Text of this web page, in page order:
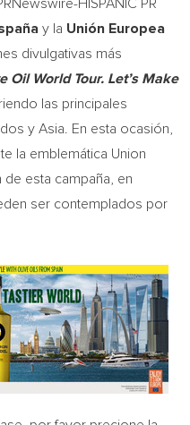
HISPANIC PR
y la Unión Europea
divulgativas más
Oil World Tour. Let’s Make
las principales
y Asia . En esta ocasión,
la emblemática Union
de esta campaña, en
ser contemplados por